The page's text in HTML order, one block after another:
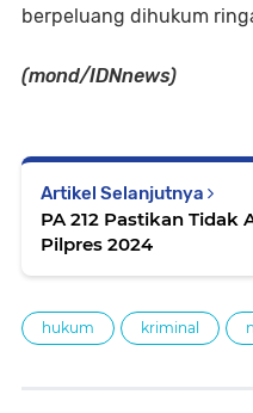
berpeluang dihukum
(mond/IDNnews)
Artikel Selanjutnya
PA 212 Pastikan
Pilpres 2024
hukum kriminal